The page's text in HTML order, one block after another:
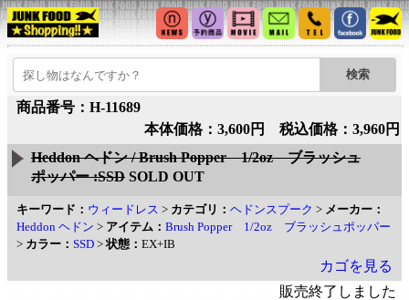
商品番号：H-11689
本体価格：3,600円 税込価格：3,960円
Heddon ヘドン / Brush Popper 1/2oz ブラッシュ
ポッパー :SSD SOLD OUT
キーワード： ウィードレス > カテゴリ： ヘドンスプーク > メーカー：
Heddon ヘドン > アイテム： Brush Popper 1/2oz ブラッシュポッパー
> カラー： SSD >状態： EX+IB
カゴを見る
販売終了しました